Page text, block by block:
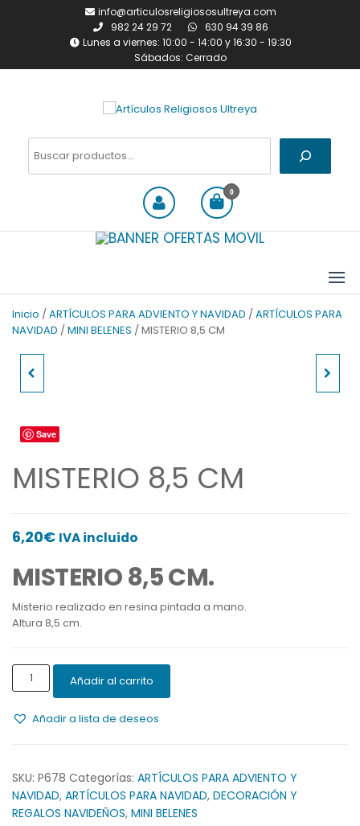
info@articulosreligiososultreya.com
982 24 29 72
630 94 39 86
Lunes a viernes: 10:00 - 14:00 y 16:30 - 19:30
Sábados: Cerrado
Artículos Religiosos Ultreya
venta de todo tipo de
Buscar
0
Inicio / ARTÍCULOS PARA ADVIENTO Y NAVIDAD / ARTÍCULOS PARA
NAVIDAD / MINI BELENES / MISTERIO 8,5 CM
Save
MISTERIO 8,5 CM
6,20€ IVA incluido
MISTERIO 8,5 CM.
Misterio realizado en resina pintada a mano.
Altura 8,5 cm.
MISTERIO
8,5
cantidad
Añadir al carrito
Añadir a lista de deseos
SKU: P678 Categorías: ARTÍCULOS PARA ADVIENTO Y
NAVIDAD, ARTÍCULOS PARA NAVIDAD, DECORACIÓN Y
REGALOS NAVIDEÑOS, MINI BELENES